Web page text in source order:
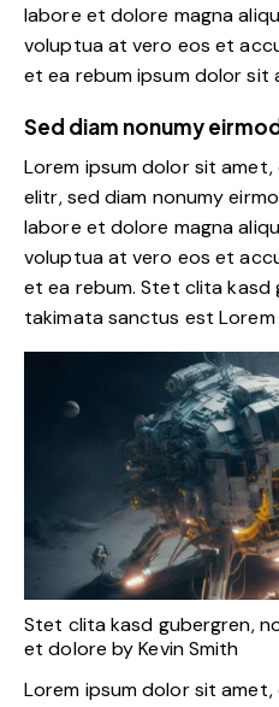
labore et dolore magna
voluptua at vero eos et
et ea rebum ipsum dolor sit
Sed diam nonumy
Lorem ipsum dolor sit
elitr, sed diam nonumy
labore et dolore magna
voluptua at vero eos et
et ea rebum. Stet clita kasd
takimata sanctus est
Stet clita kasd gubergren,
et dolore byKevin Smith
Lorem ipsum dolor sit